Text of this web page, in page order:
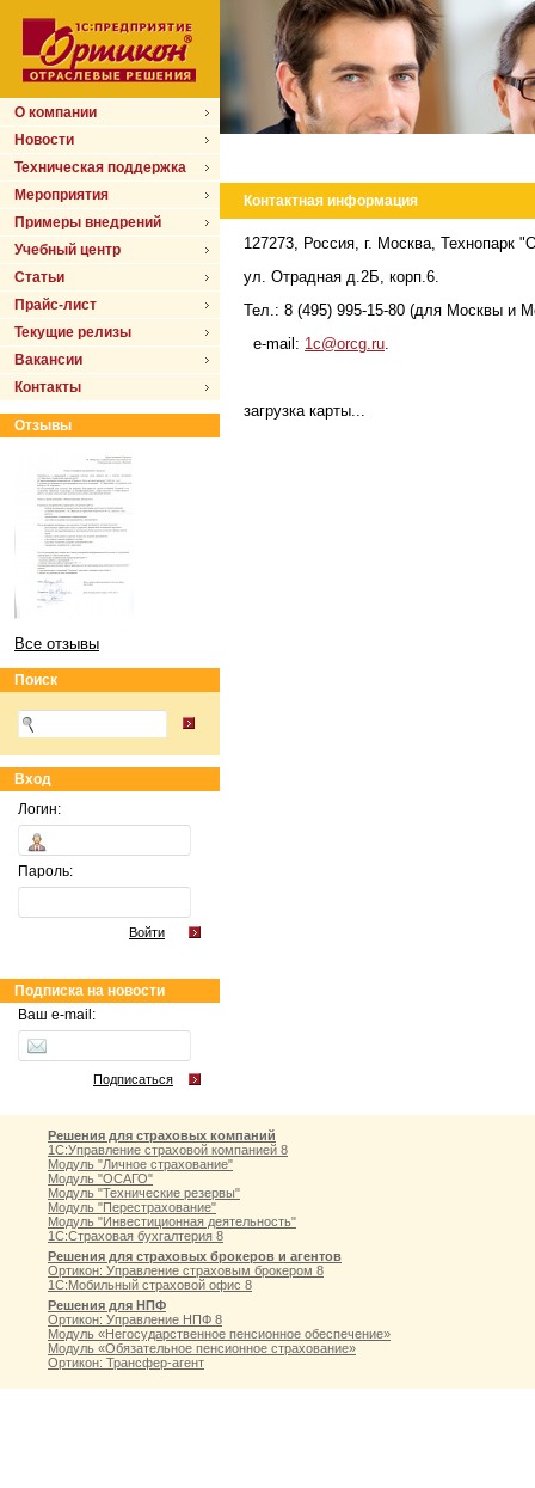
О компании
Новости
Техническая поддержка
Мероприятия
Примеры внедрений
Учебный центр
Статьи
Прайс-лист
Текущие релизы
Вакансии
Контакты
Отзывы
Все отзывы
Поиск
Вход
Логин:
Пароль:
Войти
Подписка на новости
Ваш e-mail:
Подписаться
Контактная информация
127273, Россия, г. Москва, Технопарк
ул. Отрадная д.2Б, корп.6.
Тел.: 8 (495) 995-15-80 (для Москвы и
e-mail: 1c@orcg.ru.
загрузка карты...
Решения для страховых компаний
1С:Управление страховой компанией 8
Модуль "Личное страхование"
Модуль "ОСАГО"
Модуль "Технические резервы"
Модуль "Перестрахование"
Модуль "Инвестиционная деятельность"
1С:Страховая бухгалтерия 8
Решения для страховых брокеров и агентов
Ортикон: Управление страховым брокером 8
1С:Мобильный страховой офис 8
Решения для НПФ
Ортикон: Управление НПФ 8
Модуль «Негосударственное пенсионное обеспечение»
Модуль «Обязательное пенсионное страхование»
Ортикон: Трансфер-агент